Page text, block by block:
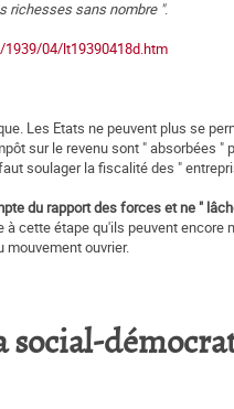
richesses sans nombre ".
04/lt19390418d.htm
Les Etats ne peuvent plus se
sur le revenu sont " absorbées
soulager la fiscalité des "
du rapport des forces et ne "
cette étape qu'ils peuvent
ouvrier.
social-